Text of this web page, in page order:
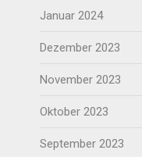
Januar 2024
Dezember 2023
November 2023
Oktober 2023
September 2023